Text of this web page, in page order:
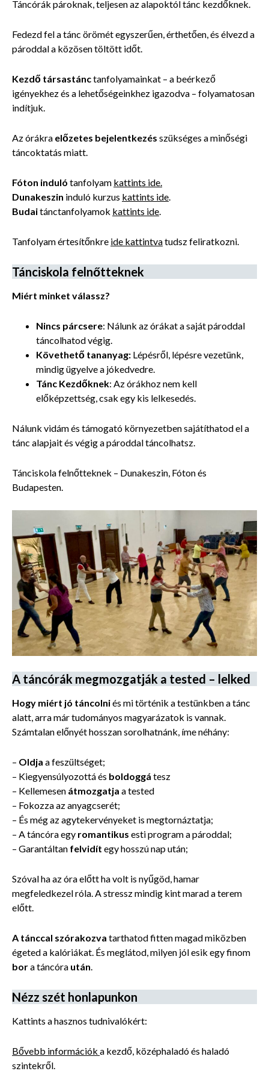
Táncórák pároknak, teljesen az alapoktól tánc kezdőknek.
Fedezd fel a tánc örömét egyszerűen, érthetően, és élvezd a
pároddal a közösen töltött időt.
Kezdő társastánctanfolyamainkat – a beérkező
igényekhez és a lehetőségeinkhez igazodva – folyamatosan
indítjuk.
Az órákra előzetes bejelentkezés szükséges a minőségi
táncoktatás miatt.
Fóton induló tanfolyam kattints ide.
Dunakeszin induló kurzus kattints ide.
Budaitánctanfolyamok kattints ide.
Tanfolyam értesítőnkre ide kattintvatudsz feliratkozni.
Tánciskola felnőtteknek
Miért minket válassz?
Nincs párcsere: Nálunk az órákat a saját pároddal
táncolhatod végig.
Követhető tananyag: Lépésről, lépésre vezetünk,
mindig ügyelve a jókedvedre.
Tánc Kezdőknek: Az órákhoz nem kell
előképzettség, csak egy kis lelkesedés.
Nálunk vidám és támogató környezetben sajátíthatod el a
tánc alapjait és végig a pároddal táncolhatsz.
Tánciskola felnőtteknek – Dunakeszin, Fóton és
Budapesten.
A táncórák megmozgatják a tested – lelked
Hogy miért jó táncolniés mi történik a testünkben a tánc
alatt, arra már tudományos magyarázatok is vannak.
Számtalan előnyét hosszan sorolhatnánk, íme néhány:
– Oldja a feszültséget;
– Kiegyensúlyozottá és boldoggá tesz
– Kellemesen átmozgatja a tested
– Fokozza az anyagcserét;
– És még az agytekervényeket is megtornáztatja;
– A táncóra egy romantikus esti program a pároddal;
– Garantáltan felvidít egy hosszú nap után;
Szóval ha az óra előtt ha volt is nyűgöd, hamar
megfeledkezel róla. A stressz mindig kint marad a terem
előtt.
A tánccal szórakozva tarthatod fitten magad miközben
égeted a kalóriákat. És meglátod, milyen jól esik egy finom
bora táncóra után.
Nézz szét honlapunkon
Kattints a hasznos tudnivalókért:
Bővebb információk a kezdő, középhaladó és haladó
szintekről.